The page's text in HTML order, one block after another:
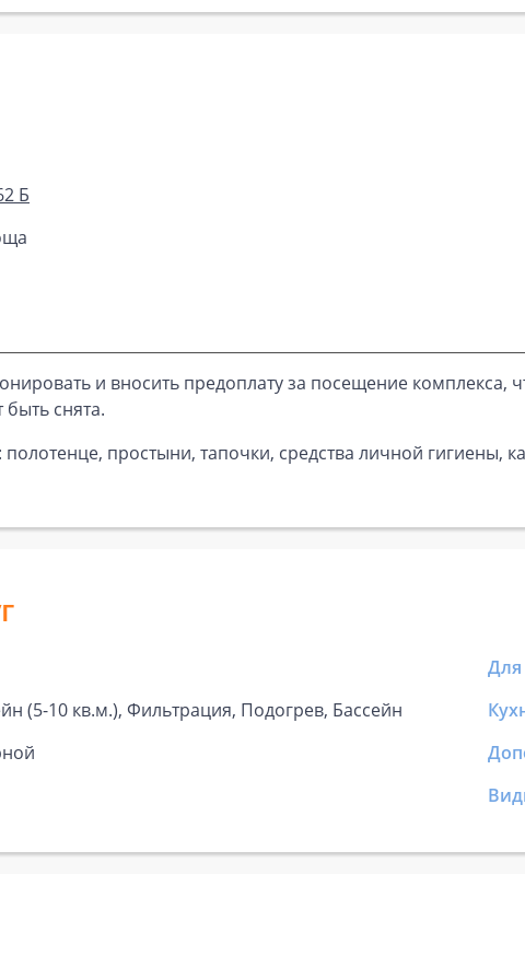
Б
и вносить предоплату за посещение комплекса,
снята.
простыни, тапочки, средства личной гигиены,
(5-10 кв.м.), Фильтрация, Подогрев, Бассейн
Для